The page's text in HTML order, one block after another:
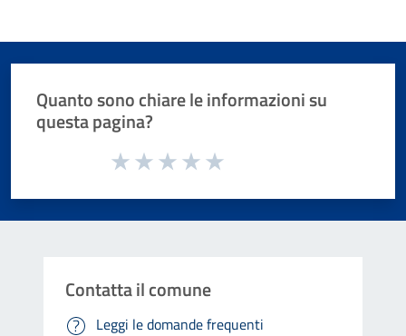
Quanto sono chiare le informazioni su
questa pagina?
Valuta da 1 a 5 stelle la pagina
Contatta il comune
Leggi le domande frequenti